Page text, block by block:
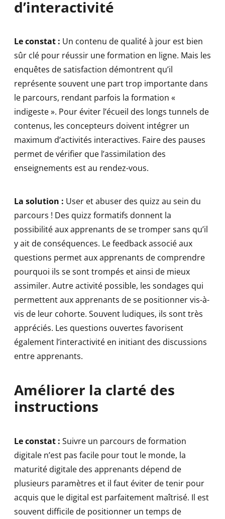
d’interactivité
Le constat : Un contenu de qualité à jour est bien
sûr clé pour réussir une formation en ligne. Mais les
enquêtes de satisfaction démontrent qu’il
représente souvent une part trop importante dans
le parcours, rendant parfois la formation «
indigeste ». Pour éviter l’écueil des longs tunnels de
contenus, les concepteurs doivent intégrer un
maximum d’activités interactives. Faire des pauses
permet de vérifier que l’assimilation des
enseignements est au rendez-vous.
La solution : User et abuser des quizz au sein du
parcours ! Des quizz formatifs donnent la
possibilité aux apprenants de se tromper sans qu’il
y ait de conséquences. Le feedback associé aux
questions permet aux apprenants de comprendre
pourquoi ils se sont trompés et ainsi de mieux
assimiler. Autre activité possible, les sondages qui
permettent aux apprenants de se positionner vis-à-
vis de leur cohorte. Souvent ludiques, ils sont très
appréciés. Les questions ouvertes favorisent
également l’interactivité en initiant des discussions
entre apprenants.
Améliorer la clarté des
instructions
Le constat : Suivre un parcours de formation
digitale n’est pas facile pour tout le monde, la
maturité digitale des apprenants dépend de
plusieurs paramètres et il faut éviter de tenir pour
acquis que le digital est parfaitement maîtrisé. Il est
souvent difficile de positionner un temps de